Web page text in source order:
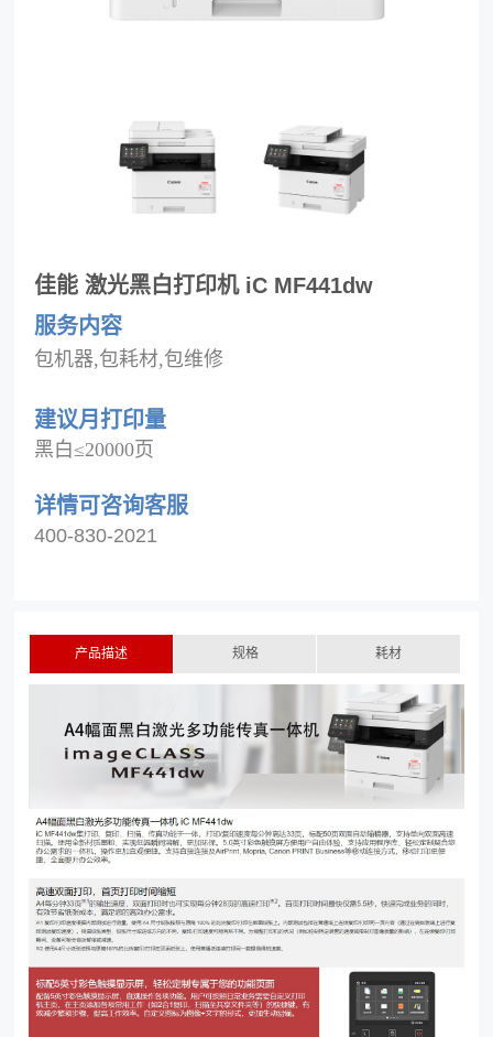
佳能 激光黑白打印机 iC MF441dw
服务内容
包机器,包耗材,包维修
建议月打印量
黑白≤20000页
详情可咨询客服
400-830-2021
产品描述 规格 耗材